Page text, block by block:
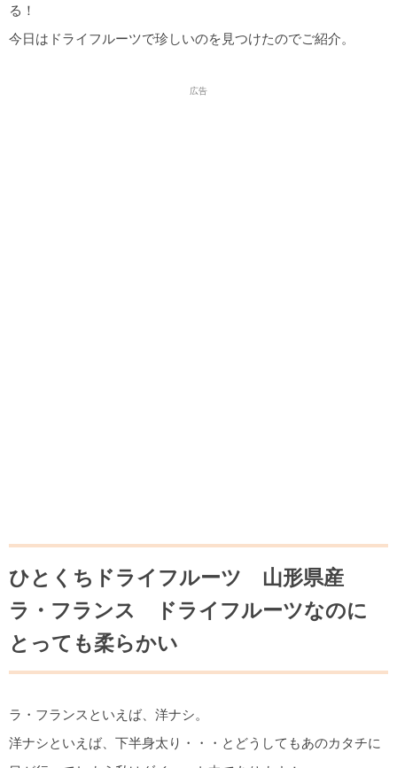
る！
今日はドライフルーツで珍しいのを見つけたのでご紹介。
広告
ひとくちドライフルーツ 山形県産
ラ・フランス ドライフルーツなのに
とっても柔らかい
ラ・フランスといえば、洋ナシ。
洋ナシといえば、下半身太り・・・とどうしてもあのカタチに